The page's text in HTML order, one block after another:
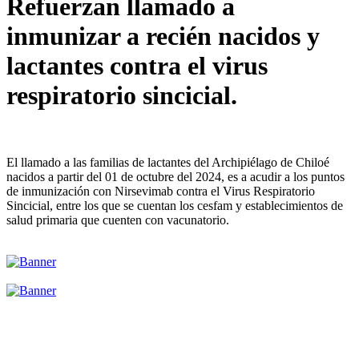
Refuerzan llamado a
inmunizar a recién nacidos y
lactantes contra el virus
respiratorio sincicial.
El llamado a las familias de lactantes del Archipiélago de Chiloé
nacidos a partir del 01 de octubre del 2024, es a acudir a los puntos
de inmunización con Nirsevimab contra el Virus Respiratorio
Sincicial, entre los que se cuentan los cesfam y establecimientos de
salud primaria que cuenten con vacunatorio.